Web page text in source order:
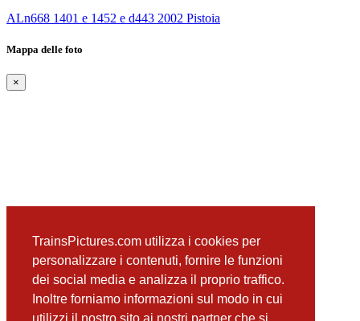
TrainsPictures.com utilizza i cookies per
personalizzare i contenuti, fornire le funzioni
dei social media e analizza il proprio traffico.
Inoltre forniamo informazioni sul modo in cui
ALn668 1401 e 1452 e d443 2002 Pistoia
Mappa delle foto
×